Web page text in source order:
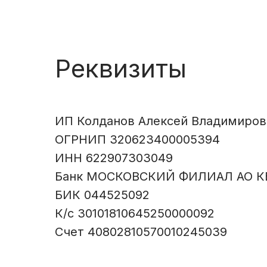
Реквизиты
ИП Колданов Алексей
ОГРНИП 320623400005394
ИНН 622907303049
Банк МОСКОВСКИЙ ФИЛИАЛ АО
БИК 044525092
К/c 30101810645250000092
Счет 40802810570010245039